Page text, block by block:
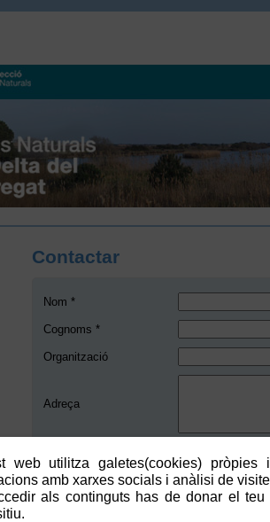
Contactar
Nom *
Cognoms *
Organització
Adreça
Municipi *
web utilitza galetes(cookies)
amb xarxes socials i anàlisi de
als continguts has de donar el